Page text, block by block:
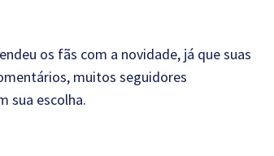
os fãs com a novidade, já que suas
muitos seguidores
sua escolha.